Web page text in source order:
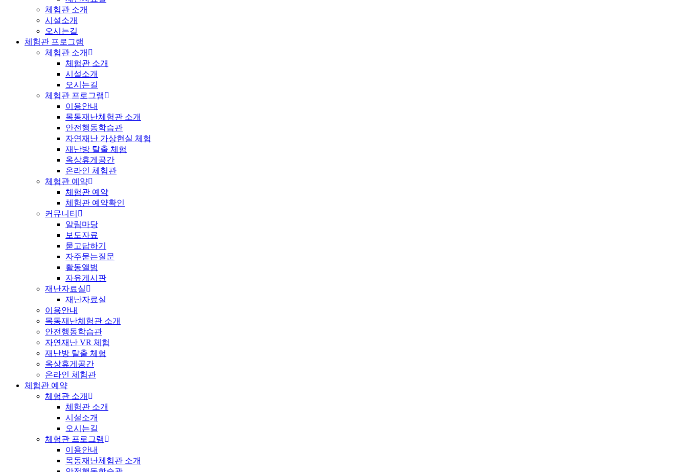
Hit enter to search or ESC to close
체험관 소개
시설소개
오시는길
체험관 프로그램
체험관 소개
체험관 소개
시설소개
오시는길
체험관 프로그램
이용안내
목동재난체험관 소개
안전행동학습관
자연재난 가상현실 체험
재난방 탈출 체험
옥상휴게공간
온라인 체험관
체험관 예약
체험관 예약
체험관 예약확인
커뮤니티
알림마당
보도자료
묻고답하기
자주묻는질문
활동앨범
자유게시판
재난자료실
재난자료실
이용안내
목동재난체험관 소개
안전행동학습관
자연재난 VR 체험
재난방 탈출 체험
옥상휴게공간
온라인 체험관
체험관 예약
체험관 소개
체험관 소개
시설소개
오시는길
체험관 프로그램
이용안내
목동재난체험관 소개